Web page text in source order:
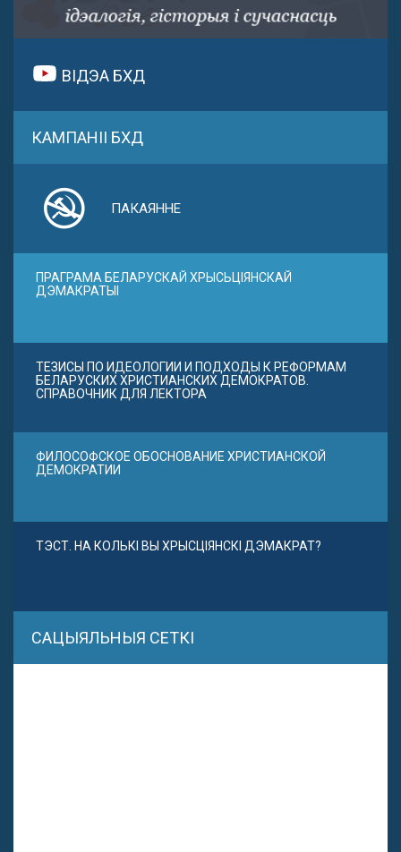
ВІДЭА БХД
КАМПАНІІ БХД
ПАКАЯННЕ
ПРАГРАМА БЕЛАРУСКАЙ ХРЫСЬЦІЯНСКАЙ
ДЭМАКРАТЫІ
ТЕЗИСЫ ПО ИДЕОЛОГИИ И ПОДХОДЫ К РЕФОРМАМ
БЕЛАРУСКИХ ХРИСТИАНСКИХ ДЕМОКРАТОВ.
СПРАВОЧНИК ДЛЯ ЛЕКТОРА
ФИЛОСОФСКОЕ ОБОСНОВАНИЕ ХРИСТИАНСКОЙ
ДЕМОКРАТИИ
ТЭСТ. НА КОЛЬКІ ВЫ ХРЫСЦІЯНСКІ ДЭМАКРАТ?
САЦЫЯЛЬНЫЯ СЕТКІ